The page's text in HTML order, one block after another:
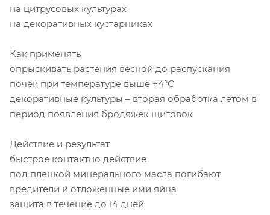
на цитрусовых культурах
на декоративных кустарниках
Как применять
опрыскивать растения весной до распускания
почек при температуре выше +4°С
декоративные культуры – вторая обработка летом в
период появления бродяжек щитовок
Действие и результат
быстрое контактно действие
под пленкой минерального масла погибают
вредители и отложенные ими яйца
защита в течение до 14 дней